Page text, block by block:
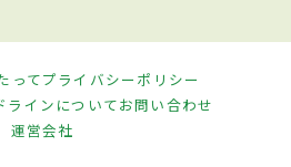
ってプライバシーポリシー
ラインについてお問い合わせ
運営会社